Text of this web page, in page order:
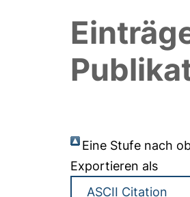
Eine Stufe nach
Exportieren als